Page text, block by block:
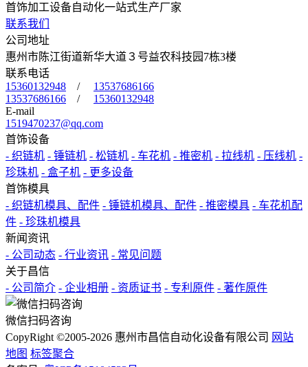
首饰加工设备自动化一站式生产厂家
联系我们
公司地址
惠州市陈江街道新华大道３号益农科技园7栋3楼
联系电话
15360132948 / 13537686166
13537686166 / 15360132948
E-mail
1519470237@qq.com
首饰设备
- 织链机 - 锤链机 - 松链机 - 车花机 - 推密机 - 拉线机 - 压线机 -
珍珠机 - 盒子机 - 更多设备
首饰模具
- 织链机模具、配件 - 锤链机模具、配件 - 推密模具 - 车花机配
件 - 珍珠机模具
新闻资讯
- 公司动态 - 行业资讯 - 常见问题
关于昌信
- 公司简介 - 企业相册 - 资质证书 - 专利原件 - 著作原件
微信扫码咨询
CopyRight ©2005-2026 惠州市昌信自动化设备有限公司 网站
地图 标签聚合